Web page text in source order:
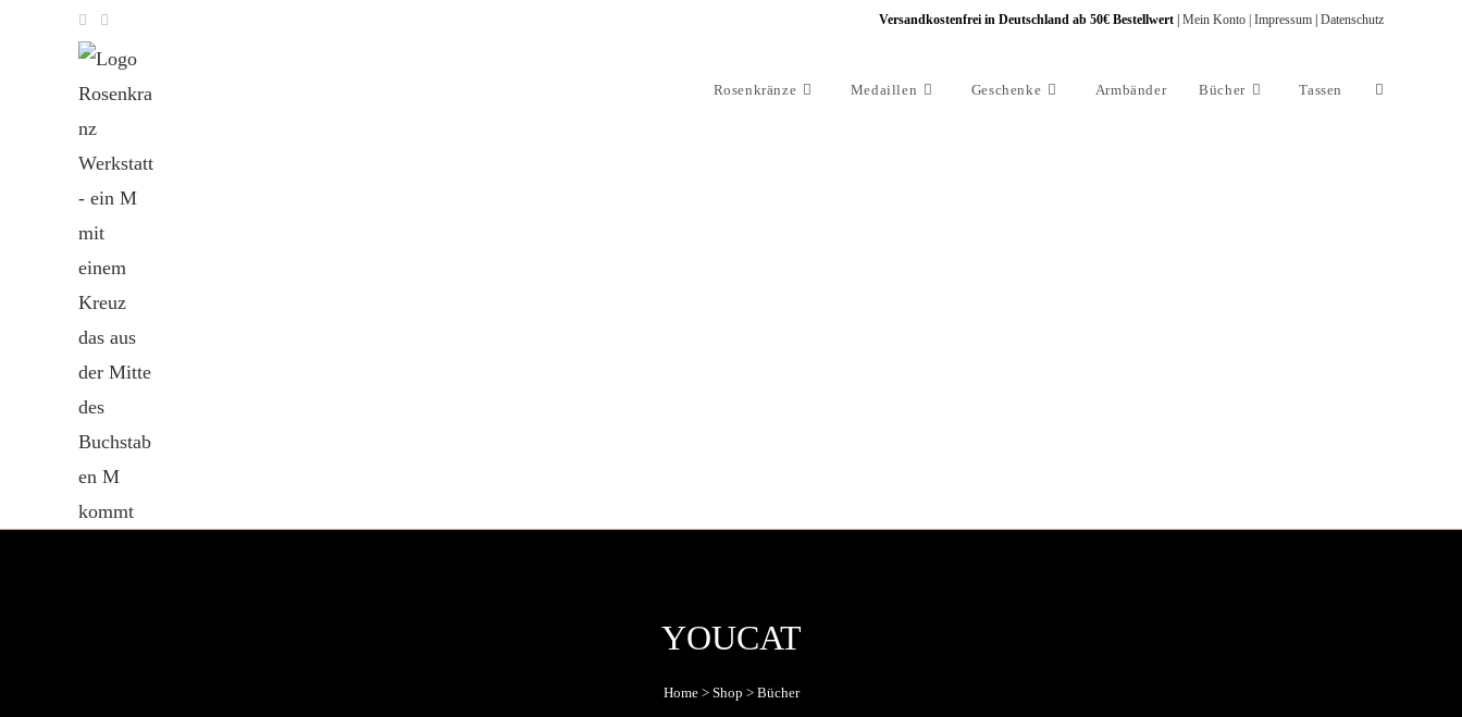
Versandkostenfrei in Deutschland ab 50€ Bestellwert Mein Konto | Impressum Datenschutz
Rosenkränze Medaillen Geschenke Armbänder Bücher Tassen
YOUCAT
Home> Shop > Bücher